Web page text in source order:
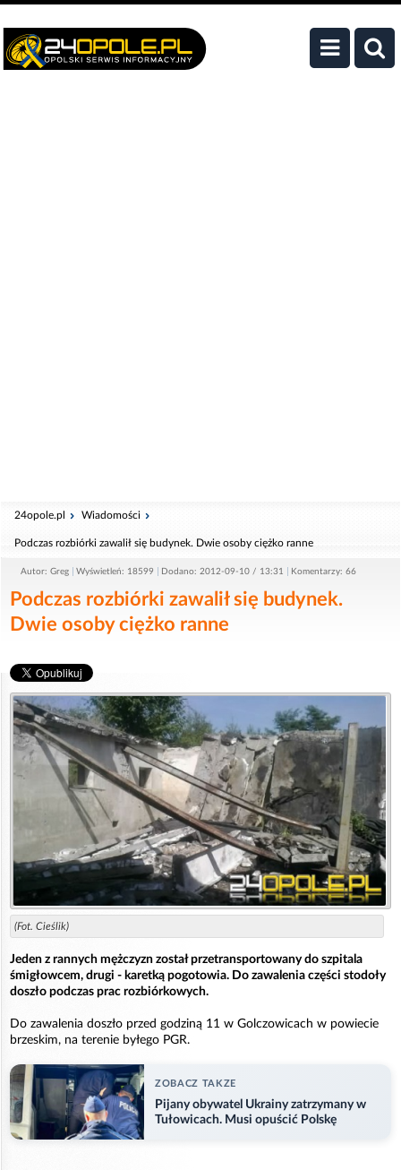
24opole.pl Wiadomości
Podczas rozbiórki zawalił się budynek. Dwie osoby ciężko ranne
Autor: Greg Wyświetleń: 18599 Dodano: 2012-09-10 / 13:31 Komentarzy: 66
Podczas rozbiórki zawalił się budynek.
Dwie osoby ciężko ranne
(Fot. Cieślik)
Jeden z rannych mężczyzn został przetransportowany do szpitala
śmigłowcem, drugi - karetką pogotowia. Do zawalenia części stodoły
doszło podczas prac rozbiórkowych.
Do zawalenia doszło przed godziną 11 w Golczowicach w powiecie
brzeskim, na terenie byłego PGR.
ZOBACZ TAKZE
Pijany obywatel Ukrainy zatrzymany w
Tułowicach. Musi opuścić Polskę